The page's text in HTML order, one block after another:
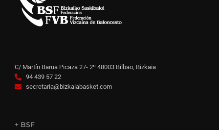
C/ Martín Barua Picaza 27- 2º 48003 Bilbao, Bizkaia
94 439 57 22
secretaria@bizkaiabasket.com
+ BSF